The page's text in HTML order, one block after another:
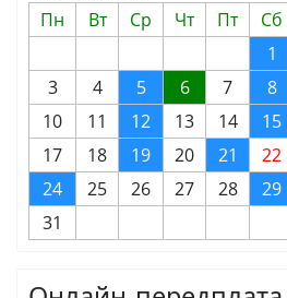
Пн
Вт Ср Чт Пт Сб
1
3
4 5 6 7 8
10
11 12 13 14 15
17
18 19 20 21 22
24
25 26 27 28 29
31